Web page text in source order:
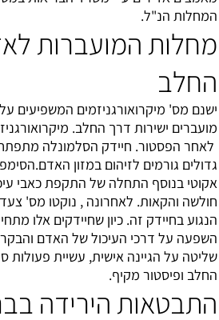
המחלות הנ"ל.
מחלות המועברות
החלב
ישנם מס' מיקרואורגניזמים המשפיעים
מועברים ישירות דרך החלב.
לאחר הפסטור. חיידק הסלמונלה מתפתח
גדולים גורמים לזיהום במזון
אקוטי בנוסף התחלה של התקפת כאבי
חולשה והקאות. לאחרונה , נוקטו מס'
הנגוע בחיידק זה. כיון שחיידקים אלו
השפעה על דרכי העיכול של האדם
שליטה על הגיינה אישית, עשיית פעולות
החלב ופיסטור מקיף.
התבטאות הירידה